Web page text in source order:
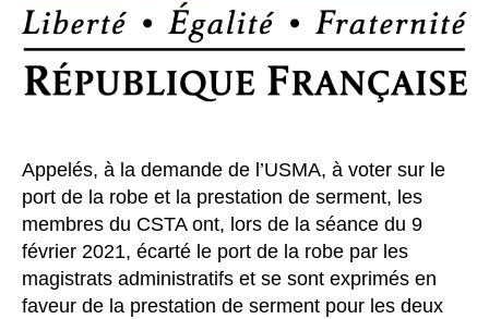
Appelés, à la demande de l’USMA, à voter sur le
port de la robe et la prestation de serment, les
membres du CSTA ont, lors de la séance du 9
février 2021, écarté le port de la robe par les
magistrats administratifs et se sont exprimés en
faveur de la prestation de serment pour les deux